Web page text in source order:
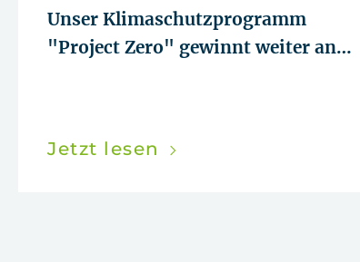
Unser Klimaschutzprogramm
"Project Zero" gewinnt weiter an
Jetzt lesen